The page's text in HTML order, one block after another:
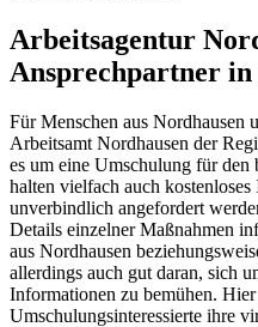
Arbeitsagentur
Ansprechpartner in
Für Menschen aus Nordhausen
Arbeitsamt Nordhausen der
es um eine Umschulung für
halten vielfach auch
unverbindlich angefordert
Details einzelner Maßnahmen
aus Nordhausen
allerdings auch gut daran, sich
Informationen zu bemühen.
Umschulungsinteressierte ihre